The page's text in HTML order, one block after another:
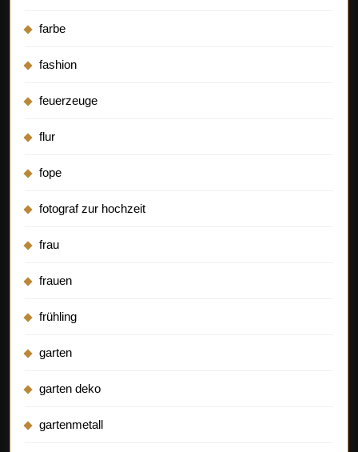
farbe
fashion
feuerzeuge
flur
fope
fotograf zur hochzeit
frau
frauen
frühling
garten
garten deko
gartenmetall